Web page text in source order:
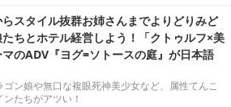
スタイル抜群お姉さんまでよりどりみど
たちとホテル経営しよう！「クトゥルフ×美
のADV『ヨグ=ソトースの庭』が日本語
ゴン娘や無口な複眼死神美少女など、属性てんこ
たちがアツい！